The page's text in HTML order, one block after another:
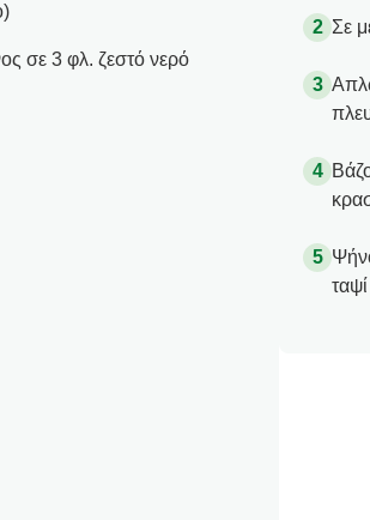
σε 3 φλ. ζεστό νερό
Σε